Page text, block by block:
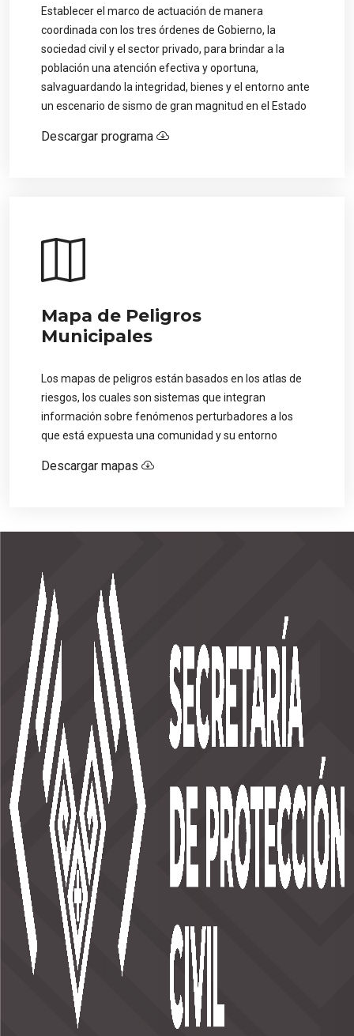
Establecer el marco de actuación de manera
coordinada con los tres órdenes de Gobierno, la
sociedad civil y el sector privado, para brindar a la
población una atención efectiva y oportuna,
salvaguardando la integridad, bienes y el entorno ante
un escenario de sismo de gran magnitud en el Estado
Descargar programa
Mapa de Peligros
Municipales
Los mapas de peligros están basados en los atlas de
riesgos, los cuales son sistemas que integran
información sobre fenómenos perturbadores a los
que está expuesta una comunidad y su entorno
Descargar mapas